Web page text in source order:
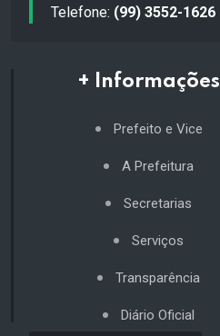
Telefone: (99) 3552-1626
+ Informações
Prefeito e Vice
A Prefeitura
Secretarias
Serviços
Transparência
Diário Oficial